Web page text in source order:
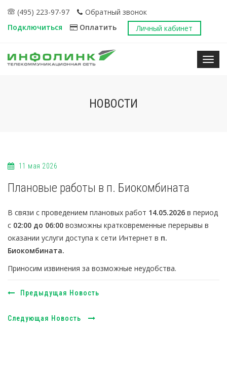
(495) 223-97-97
Обратный звонок
Подключиться
Оплатить Личный кабинет
НОВОСТИ
11 мая 2026
Плановые работы в п. Биокомбината
В связи с проведением плановых работ 14.05.2026 в период
с 02:00 до 06:00 возможны кратковременные перерывы в
оказании услуги доступа к сети Интернет в п.
Биокомбината.
Приносим извинения за возможные неудобства.
Предыдущая Новость
Следующая Новость